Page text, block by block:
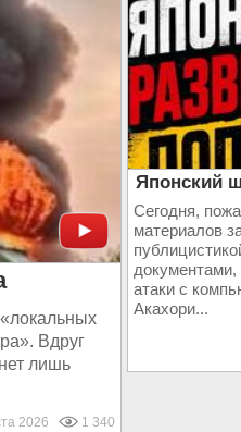
Вдруг
лишь
2026 1 340
Японский
Сегодня,
материалов
документами,
атаки с
Акахори...